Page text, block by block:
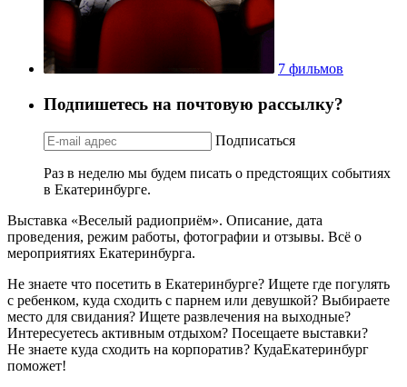
7 фильмов
Подпишетесь на почтовую рассылку?
Подписаться
Раз в неделю мы будем писать о предстоящих событиях
в Екатеринбурге.
Выставка «Веселый радиоприём». Описание, дата
проведения, режим работы, фотографии и отзывы. Всё о
мероприятиях Екатеринбурга.
Не знаете что посетить в Екатеринбурге? Ищете где погулять
с ребенком, куда сходить с парнем или девушкой? Выбираете
место для свидания? Ищете развлечения на выходные?
Интересуетесь активным отдыхом? Посещаете выставки?
Не знаете куда сходить на корпоратив? КудаЕкатеринбург
поможет!